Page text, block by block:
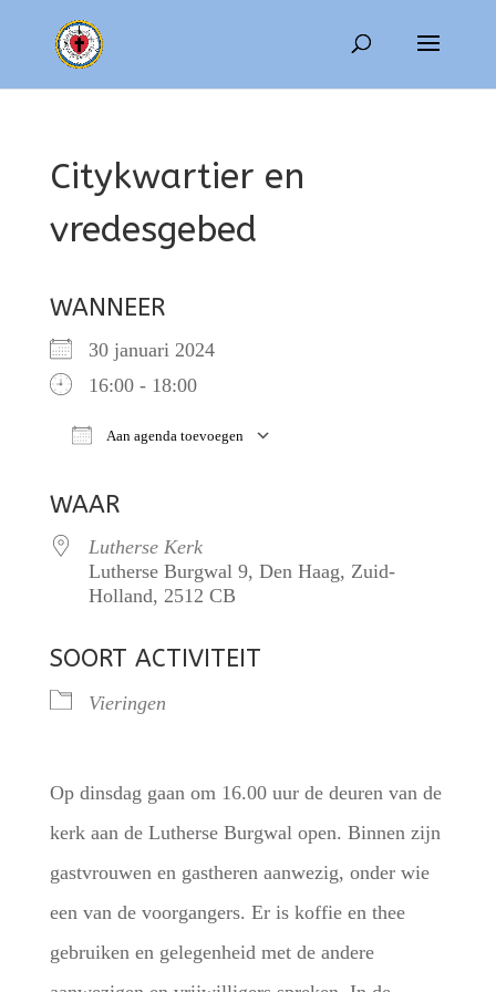
Citykwartier en
vredesgebed
WANNEER
30 januari 2024
16:00 - 18:00
Aan agenda toevoegen
WAAR
Lutherse Kerk
Lutherse Burgwal 9, Den Haag, Zuid-
Holland, 2512 CB
SOORT ACTIVITEIT
Vieringen
Op dinsdag gaan om 16.00 uur de deuren van de
kerk aan de Lutherse Burgwal open. Binnen zijn
gastvrouwen en gastheren aanwezig, onder wie
een van de voorgangers. Er is koffie en thee
gebruiken en gelegenheid met de andere